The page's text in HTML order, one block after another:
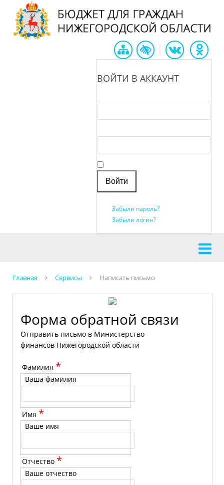
ВОЙТИ В АККАУНТ
Забыли пароль?
Забыли логин?
Главная Сервисы Написать письмо
Форма обратной связи
Отправить письмо в Министерство
финансов Нижегородской области
Фамилия *
Ваша фамилия
Имя *
Ваше имя
Отчество *
Ваше отчество